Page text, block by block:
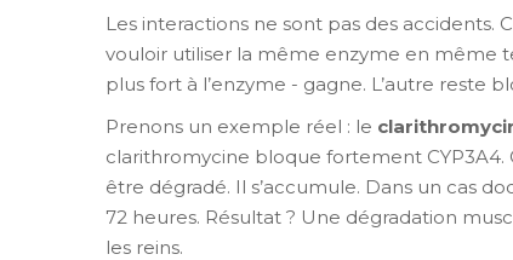
Les interactions ne sont pas des
vouloir utiliser la même enzyme en même
plus fort à l’enzyme - gagne. L’autre reste
Prenons un exemple réel : le
clarithromycine bloque fortement
être dégradé. Il s’accumule. Dans un cas
72 heures. Résultat ? Une dégradation
les reins.